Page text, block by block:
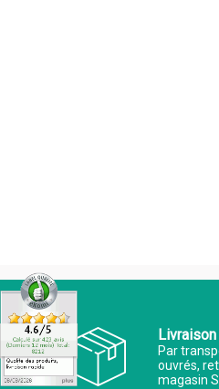
Livraison
Par
ouvrés,
magasin